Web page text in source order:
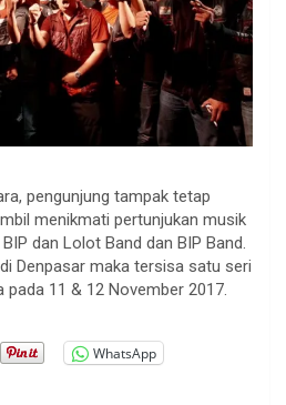
pengunjung tampak tetap
menikmati pertunjukan musik
dan Lolot Band dan BIP Band.
Denpasar maka tersisa satu seri
pada 11 & 12 November 2017.
WhatsApp